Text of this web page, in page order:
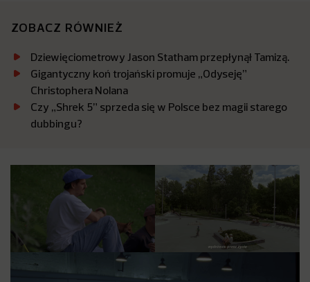
ZOBACZ RÓWNIEŻ
Dziewięciometrowy Jason Statham przepłynął Tamizą.
Gigantyczny koń trojański promuje „Odyseję”
Christophera Nolana
Czy „Shrek 5” sprzeda się w Polsce bez magii starego
dubbingu?